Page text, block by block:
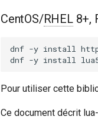
CentOS/RHEL8+,
dnf -y install
dnf -y install
Pour utiliser cette
Ce document décrit